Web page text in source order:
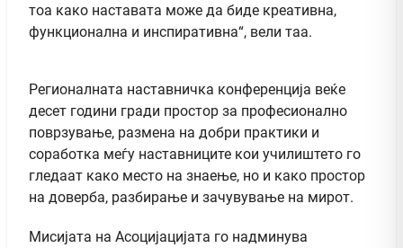
тоа како наставата може да биде креативна,
функционална и инспиративна“, вели таа.
Регионалната наставничка конференција веќе
десет години гради простор за професионално
поврзување, размена на добри практики и
соработка меѓу наставниците кои училиштето го
гледаат како место на знаење, но и како простор
на доверба, разбирање и зачувување на мирот.
Мисијата на Асоцијацијата го надминува